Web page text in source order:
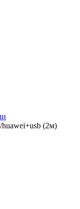
huawei+usb (2м)